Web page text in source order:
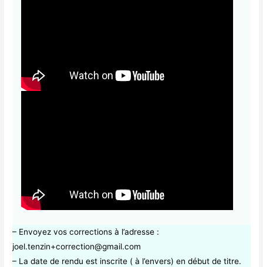
– Envoyez vos corrections à l’adresse :
joel.tenzin+correction@gmail.com
– La date de rendu est inscrite ( à l’envers) en début de titre.